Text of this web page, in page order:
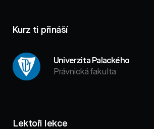
Kurz ti přináší
Univerzita Palackého
Právnická fakulta
Lektoři lekce